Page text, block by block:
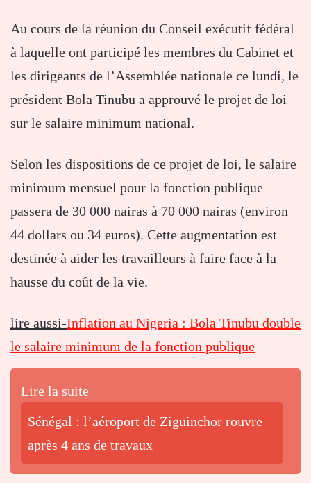
Au cours de la réunion du Conseil exécutif fédéral
à laquelle ont participé les membres du Cabinet et
les dirigeants de l’Assemblée nationale ce lundi, le
président Bola Tinubu a approuvé le projet de loi
sur le salaire minimum national.
Selon les dispositions de ce projet de loi, le salaire
minimum mensuel pour la fonction publique
passera de 30 000 nairas à 70 000 nairas (environ
44 dollars ou 34 euros). Cette augmentation est
destinée à aider les travailleurs à faire face à la
hausse du coût de la vie.
lire aussi-Inflation au Nigeria : Bola Tinubu double
le salaire minimum de la fonction publique
Lire la suite
Sénégal : l’aéroport de Ziguinchor rouvre
après 4 ans de travaux